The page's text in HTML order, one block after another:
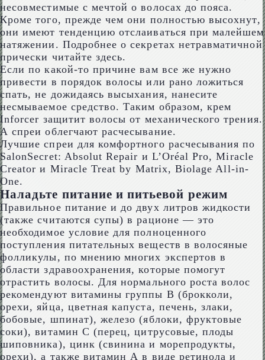
несовместимые с мечтой о волосах до пояса.
Кроме того, прежде чем они полностью высохнут,
они имеют тенденцию отслаиваться при малейшем
натяжении. Подробнее о секретах нетравматичной
прически читайте здесь.
Если по какой-то причине вам все же нужно
привести в порядок волосы или рано ложиться
спать, не дожидаясь высыхания, нанесите
несмываемое средство. Таким образом, крем
Inforcer защитит волосы от механического трения.
А спреи облегчают расчесывание.
Лучшие спреи для комфортного расчесывания по
SalonSecret: Absolut Repair и L’Oréal Pro, Miracle
Creator и Miracle Treat by Matrix, Biolage All-in-
One.
Наладьте питание и питьевой режим
Правильное питание и до двух литров жидкости
(также считаются супы) в рационе — это
необходимое условие для полноценного
поступления питательных веществ в волосяные
фолликулы, по мнению многих экспертов в
области здравоохранения, которые помогут
отрастить волосы. Для нормального роста волос
рекомендуют витамины группы B (брокколи,
орехи, яйца, цветная капуста, печень, злаки,
бобовые, шпинат), железо (яблоки, фруктовые
соки), витамин C (перец, цитрусовые, плоды
шиповника), цинк (свинина и морепродукты,
орехи), а также витамин А в виде ретинола и